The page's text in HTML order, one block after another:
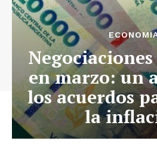
en marzo: un
los acuerdos
la